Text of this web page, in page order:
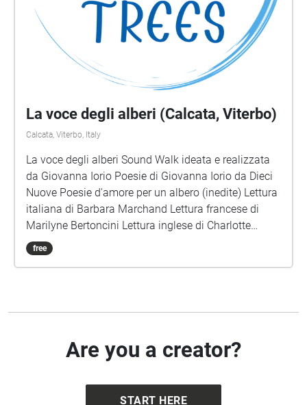
rami di un bosco. Trame leggere. Ogni storia deve
essere ascoltata con cura, altrimenti le storie
invisibili diventano farfalle e vanno sul primo fiore
che passa. Sul cappotto di uno sconosciuto. Tra le
trecce di una bambina che ride. LA VOCE DEGLI
pressi della panchina letteraria: "Dieci poesie
d'amore per un albero". Immagine di copertina di
Enrica Corona (Dallo story board inedito de "Le storie
invisibili" Orecchio Acerbo- Ars in Fabula 2017)
Fotografie di Tomasa Pala
La voce degli alberi (Calcata, Viterbo)
Calcata, Viterbo, Italy
La voce degli alberi Sound Walk ideata e realizzata
da Giovanna Iorio Poesie di Giovanna Iorio da Dieci
Nuove Poesie d'amore per un albero (inedite) Lettura
italiana di Barbara Marchand Lettura francese di
Marilyne Bertoncini Lettura inglese di Charlotte
Chadwick-Jones Musica e montaggio di Lucio
Lazzaruolo (Notturno Concertante) Immagini di
free
Are you a creator?
START HERE